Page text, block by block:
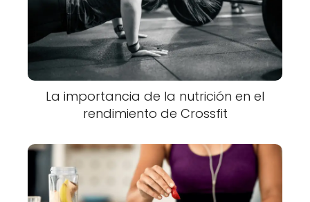
La importancia de la nutrición en el
rendimiento de Crossfit